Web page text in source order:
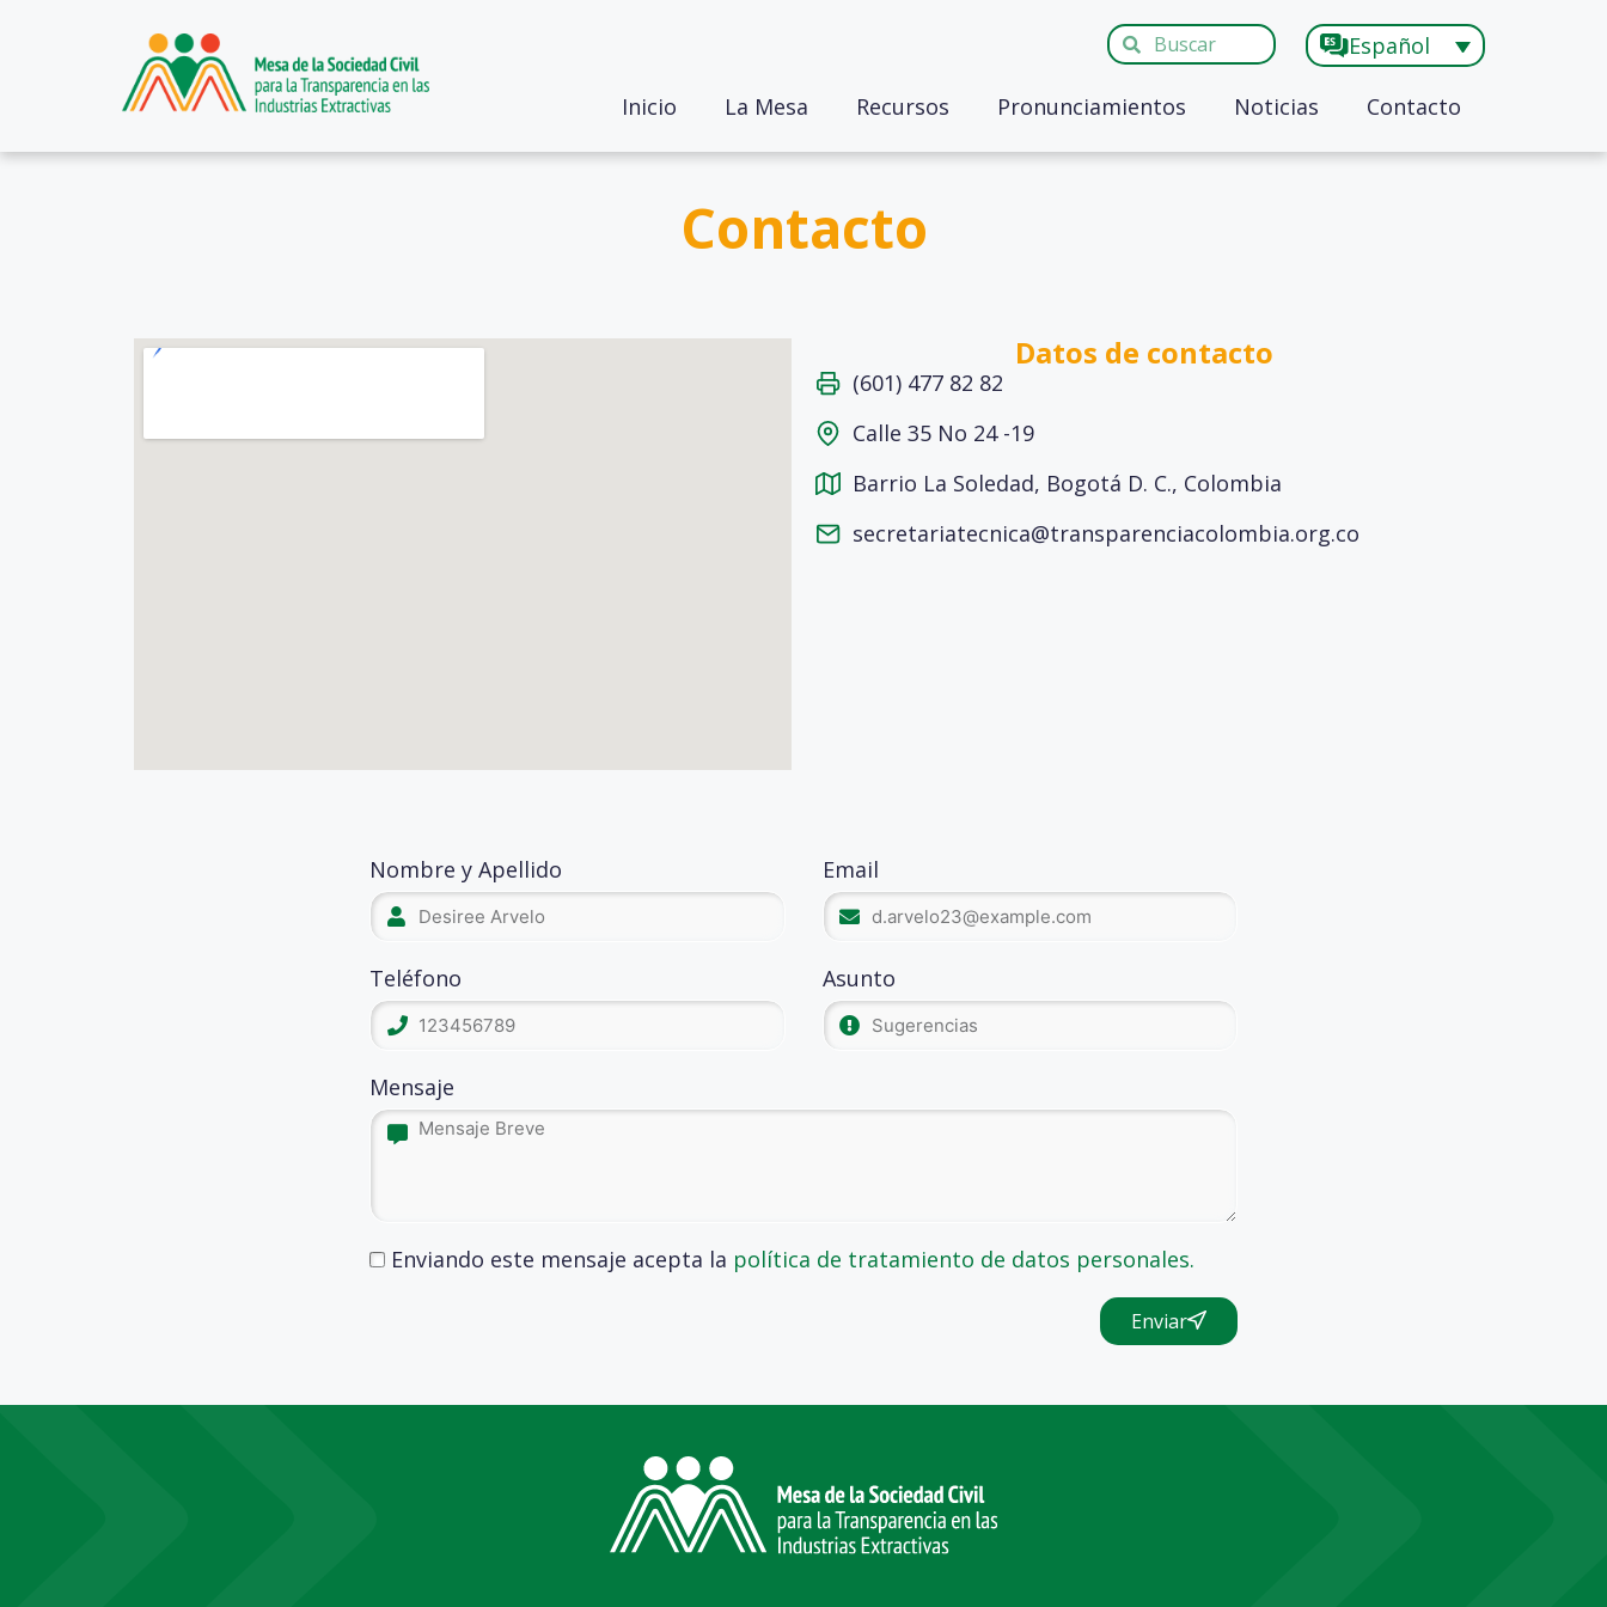
Español
Inicio La Mesa Recursos Pronunciamientos Noticias Contacto
Contacto
Datos de contacto
(601) 477 82 82
Calle 35 No 24 -19
Barrio La Soledad, Bogotá D. C., Colombia
secretariatecnica@transparenciacolombia.org.co
Nombre y Apellido Email
Teléfono Asunto
Mensaje
Enviando este mensaje acepta la política de tratamiento de datos personales.
Enviar